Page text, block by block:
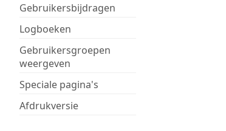
Gebruikersbijdragen
Logboeken
Gebruikersgroepen
weergeven
Speciale pagina's
Afdrukversie